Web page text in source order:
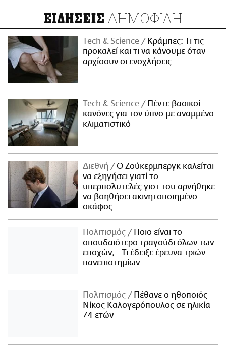
ΕΙΔΗΣΕΙΣ ΔΗΜΟΦΙΛΗ
Τech & Science
Κράμπες: Τι τις
προκαλεί και τι να κάνουμε όταν
αρχίσουν οι ενοχλήσεις
Τech & Science
Πέντε βασικοί
κανόνες για τον ύπνο με αναμμένο
κλιματιστικό
Διεθνή
Ο Ζούκερμπεργκ καλείται
να εξηγήσει γιατί το
υπερπολυτελές γιοτ του αρνήθηκε
να βοηθήσει ακινητοποιημένο
σκάφος
Πολιτισμός
Ποιο είναι το
σπουδαιότερο τραγούδι όλων των
εποχών; - Τι έδειξε έρευνα τριών
πανεπιστημίων
Πολιτισμός
Πέθανε ο ηθοποιός
Νίκος Καλογερόπουλος σε ηλικία
74 ετών